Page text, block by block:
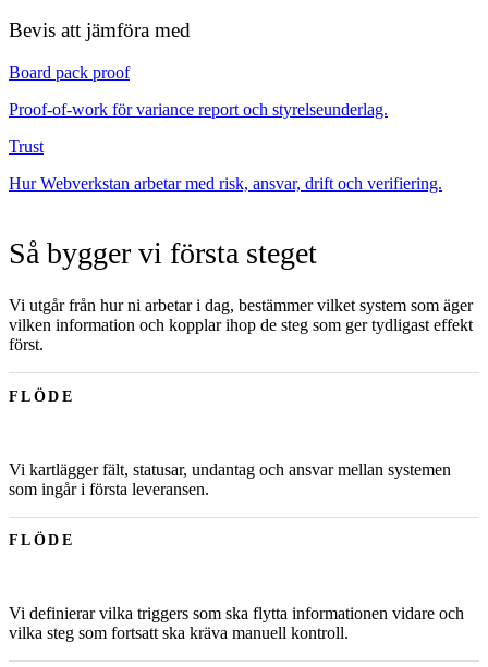
Bevis att jämföra med
Board pack proof
Proof-of-work för variance report och styrelseunderlag.
Trust
Hur Webverkstan arbetar med risk, ansvar, drift och verifiering.
Så bygger vi första steget
Vi utgår från hur ni arbetar i dag, bestämmer vilket system som äger
vilken information och kopplar ihop de steg som ger tydligast effekt
först.
FLÖDE
Vi kartlägger fält, statusar, undantag och ansvar mellan systemen
som ingår i första leveransen.
FLÖDE
Vi definierar vilka triggers som ska flytta informationen vidare och
vilka steg som fortsatt ska kräva manuell kontroll.